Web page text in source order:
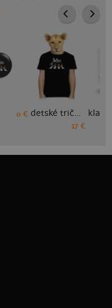
0 € detské tričko
17 €